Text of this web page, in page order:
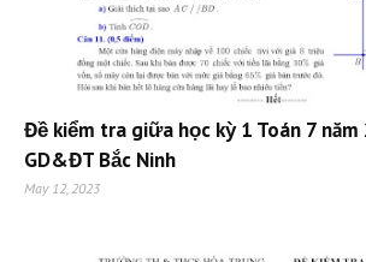
Đề kiểm tra giữa học kỳ 1 Toán 7
GD&ĐT Bắc Ninh
May 12, 2023